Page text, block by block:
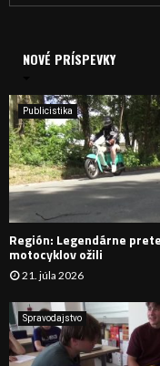
i
e
:
NOVÉ PRÍSPEVKY
Publicistika
Región: Legendárne
motocyklov ožili
21. júla 2026
Spravodajstvo